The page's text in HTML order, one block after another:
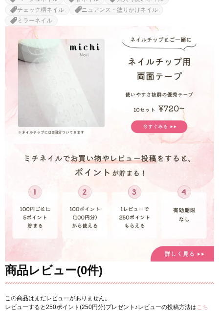
チェック柄ネイル
ニュアンス・塗りかけネイル
ミラーネイル
商品レビュー(0件)
この商品はまだレビューがありません。
レビューすると250ポイント(250円分)プレゼント♪レビューの投稿方法は こち